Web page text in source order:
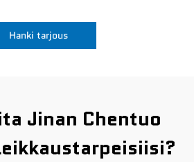
Hanki tarjous
Jinan Chentuo